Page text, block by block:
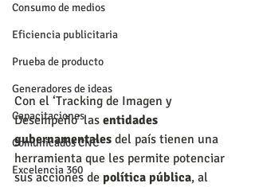
Consumo de medios
Eficiencia publicitaria
Prueba de producto
Generadores de ideas
Capacitaciones
Comunicados CNC
Excelencia 360
Con el ‘Tracking de Imagen y
Desempeño’ las entidades
gubernamentales del país tienen una
herramienta que les permite potenciar
sus acciones de política pública, al